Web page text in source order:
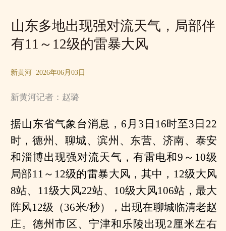
山东多地出现强对流天气，局部伴
有11～12级的雷暴大风
新黄河 2026年06月03日
新黄河记者：赵璐
据山东省气象台消息，6月3日16时至3日22
时，德州、聊城、滨州、东营、济南、泰安
和淄博出现强对流天气，有雷电和9～10级
局部11～12级的雷暴大风，其中，12级大风
8站、11级大风22站、10级大风106站，最大
阵风12级（36米/秒），出现在聊城临清老赵
庄。德州市区、宁津和乐陵出现2厘米左右